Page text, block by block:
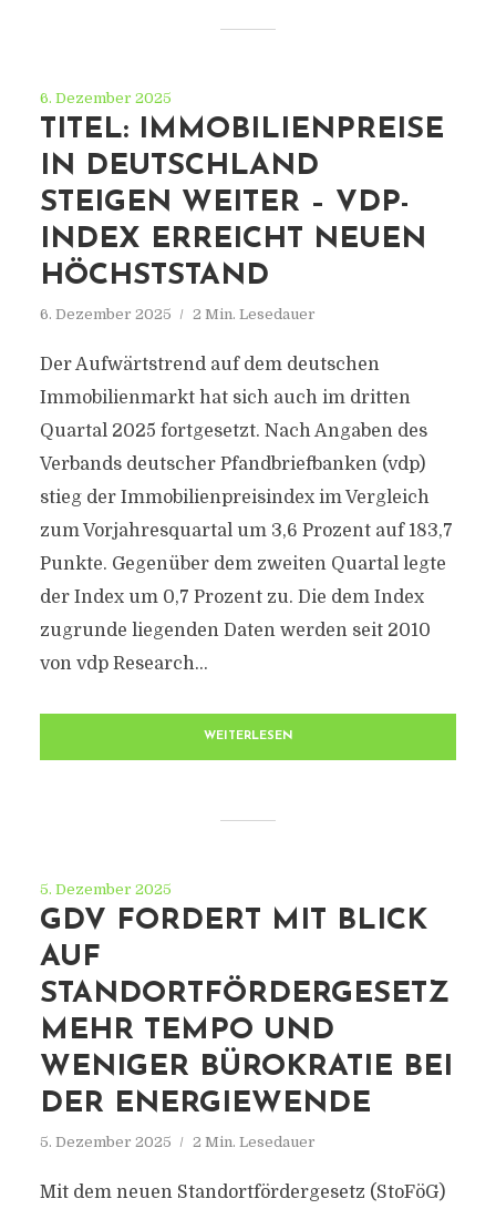
6. Dezember 2025
TITEL: IMMOBILIENPREISE
IN DEUTSCHLAND
STEIGEN WEITER – VDP-
INDEX ERREICHT NEUEN
HÖCHSTSTAND
6. Dezember 2025 2 Min. Lesedauer
Der Aufwärtstrend auf dem deutschen
Immobilienmarkt hat sich auch im dritten
Quartal 2025 fortgesetzt. Nach Angaben des
Verbands deutscher Pfandbriefbanken (vdp)
stieg der Immobilienpreisindex im Vergleich
zum Vorjahresquartal um 3,6 Prozent auf 183,7
Punkte. Gegenüber dem zweiten Quartal legte
der Index um 0,7 Prozent zu. Die dem Index
zugrunde liegenden Daten werden seit 2010
von vdp Research...
WEITERLESEN
5. Dezember 2025
GDV FORDERT MIT BLICK
AUF
STANDORTFÖRDERGESETZ
MEHR TEMPO UND
WENIGER BÜROKRATIE BEI
DER ENERGIEWENDE
5. Dezember 2025 2 Min. Lesedauer
Mit dem neuen Standortfördergesetz (StoFöG)